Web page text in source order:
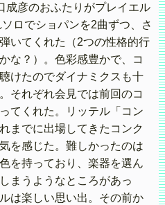
成彦のおふたりがプレイエル
ロでショパンを2曲ずつ、さ
いてくれた（2つの性格的行
な？）。色彩感豊かで、コ
けたのでダイナミクスも十
それぞれ会見では前回のコ
てくれた。リッテル「コン
までに出場してきたコンク
を感じた。難しかったのは
を持っており、楽器を選ん
まうようなところがあっ
は楽しい思い出。その前か